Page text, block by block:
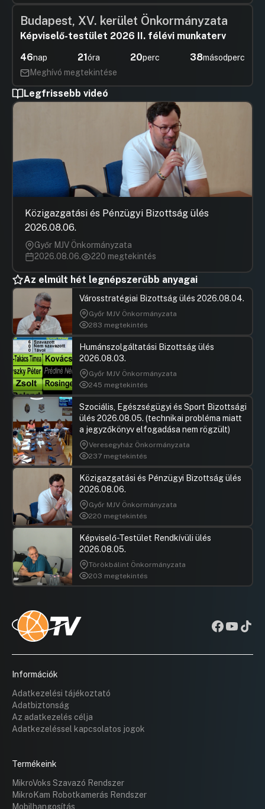
Budapest, XV. kerület Önkormányzata
Képviselő-testület 2026 II. félévi munkaterv
46nap 21óra 20perc 37másodperc
Meghívó megtekintése
Legfrissebb videó
Közigazgatási és Pénzügyi Bizottság ülés
2026.08.06.
Győr MJV Önkormányzata
2026.08.06.
220 megtekintés
Az elmúlt hét legnépszerűbb anyagai
Városstratégiai Bizottság ülés 2026.08.04.
Győr MJV Önkormányzata
283 megtekintés
Humánszolgáltatási Bizottság ülés
2026.08.03.
Győr MJV Önkormányzata
245 megtekintés
Szociális, Egészségügyi és Sport Bizottsági
ülés 2026.08.05. (technikai probléma miatt
a jegyzőkönyv elfogadása nem rögzült)
Veresegyház Önkormányzata
237 megtekintés
Közigazgatási és Pénzügyi Bizottság ülés
2026.08.06.
Győr MJV Önkormányzata
220 megtekintés
Képviselő-Testület Rendkívüli ülés
2026.08.05.
Törökbálint Önkormányzata
203 megtekintés
Információk
Adatkezelési tájékoztató
Adatbiztonság
Az adatkezelés célja
Adatkezeléssel kapcsolatos jogok
Termékeink
MikroVoks Szavazó Rendszer
MikroKam Robotkamerás Rendszer
Mobilhangosítás